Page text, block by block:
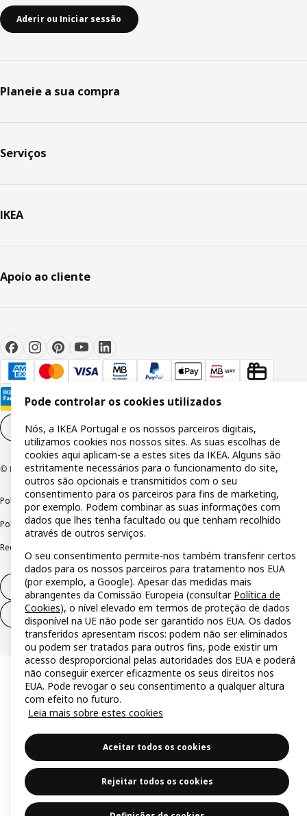
Aderir ou Iniciar sessão
Planeie a sua compra
Serviços
IKEA
Apoio ao cliente
Definições de cookies PT
© Inter IKEA Systems B.V 1999-2026
Política de privacidadePolítica de cookies Termos de utilização
Política de divulgação responsávelLivro de reclamações
Reclamações e resolução de litígios
Direito de livre resolução
Direito de livre resolução (serviços)
Pode controlar os cookies utilizados
Nós, a IKEA Portugal e os nossos parceiros digitais,
utilizamos cookies nos nossos sites. As suas escolhas de
cookies aqui aplicam-se a estes sites da IKEA. Alguns são
estritamente necessários para o funcionamento do site,
outros são opcionais e transmitidos com o seu
consentimento para os parceiros para fins de marketing,
por exemplo. Podem combinar as suas informações com
dados que lhes tenha facultado ou que tenham recolhido
através de outros serviços.
O seu consentimento permite-nos também transferir certos
dados para os nossos parceiros para tratamento nos EUA
(por exemplo, a Google). Apesar das medidas mais
abrangentes da Comissão Europeia (consultar Política de
Cookies), o nível elevado em termos de proteção de dados
disponível na UE não pode ser garantido nos EUA. Os dados
transferidos apresentam riscos: podem não ser eliminados
ou podem ser tratados para outros fins, pode existir um
acesso desproporcional pelas autoridades dos EUA e poderá
não conseguir exercer eficazmente os seus direitos nos
EUA. Pode revogar o seu consentimento a qualquer altura
com efeito no futuro.
Leia mais sobre estes cookies
Aceitar todos os cookies
Rejeitar todos os cookies